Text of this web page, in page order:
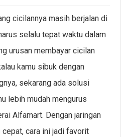
cicilannya masih berjalan di
selalu tepat waktu dalam
urusan membayar cicilan
kamu sibuk dengan
sekarang ada solusi
lebih mudah mengurus
Alfamart. Dengan jaringan
cara ini jadi favorit